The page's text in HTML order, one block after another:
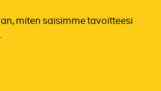
miten saisimme tavoitteesi